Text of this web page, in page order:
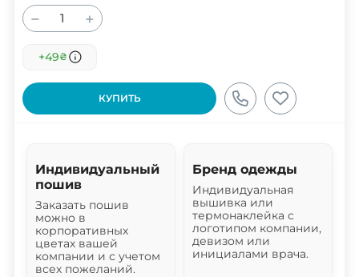
− +
+49₴
КУПИТЬ
Индивидуальный
пошив
Заказать пошив
можно в
корпоративных
цветах вашей
компании и с учетом
всех пожеланий.
Бренд одежды
Индивидуальная
вышивка или
термонаклейка с
логотипом компании,
девизом или
инициалами врача.